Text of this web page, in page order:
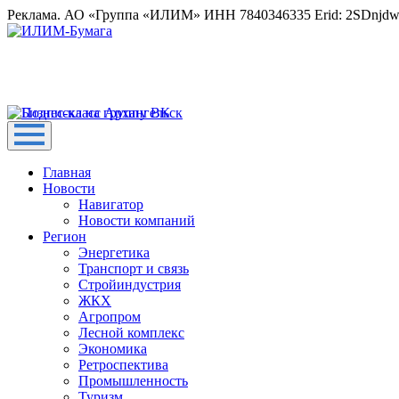
Реклама. АО «Группа «ИЛИМ» ИНН 7840346335 Erid:
Главная
Новости
Навигатор
Новости компаний
Регион
Энергетика
Транспорт и связь
Стройиндустрия
ЖКХ
Агропром
Лесной комплекс
Экономика
Ретроспектива
Промышленность